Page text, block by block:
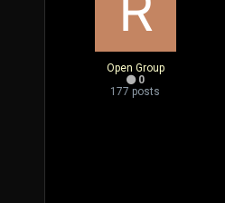
Open Group
0
177 posts